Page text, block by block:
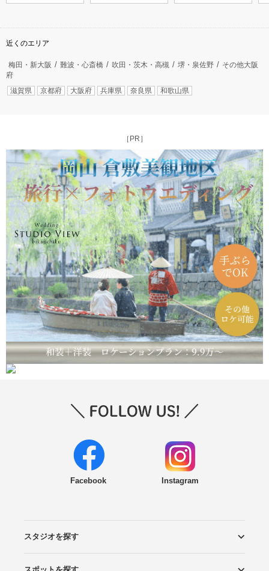
近くのエリア
梅田・新大阪 難波・心斎橋 吹田・茨木・高槻 堺・泉佐野
その他大阪
府
滋賀県
京都府 大阪府 兵庫県 奈良県 和歌山県
［PR］
Facebook Instagram
スタジオを探す